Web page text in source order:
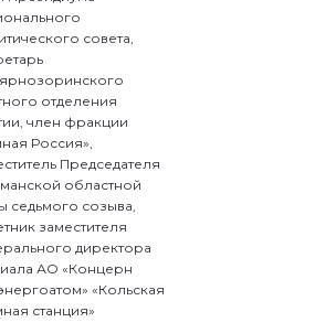
совета,
отделения
член фракции
Россия»,
Председателя
областной
седьмого созыва,
заместителя
директора
АО «Концерн
«Кольская
станция»